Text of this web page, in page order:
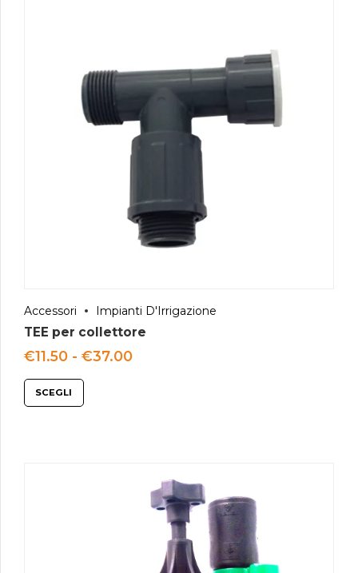
Accessori Impianti D'Irrigazione
TEE per collettore
€11.50 - €37.00Fascia
SCEGLI